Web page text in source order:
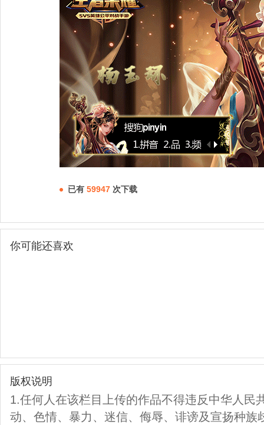
已有 59947 次下载
你可能还喜欢
版权说明
1.任何人在该栏目上传的作品不得违反中华人民
动、色情、暴力、迷信、侮辱、诽谤及宣扬种族